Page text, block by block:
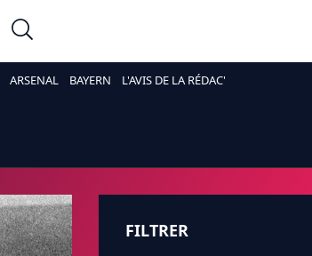
ARSENAL BAYERN L'AVIS DE LA RÉDAC'
FILTRER